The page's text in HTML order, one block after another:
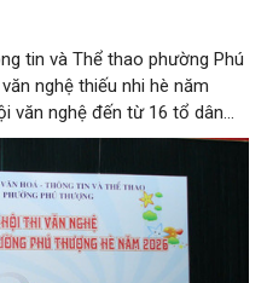
tin và Thể thao phường Phú
nghệ thiếu nhi hè năm
văn nghệ đến từ 16 tổ dân